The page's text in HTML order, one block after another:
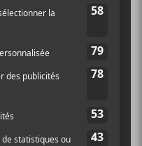
parSimon &
tourné en
avec la